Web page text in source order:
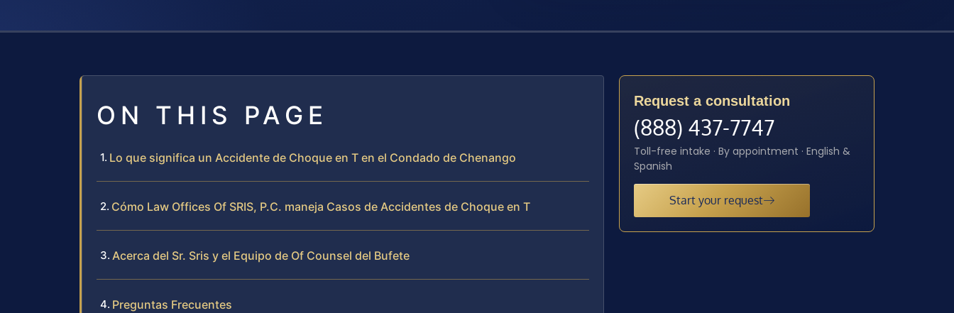
ON THIS PAGE
Lo que significa un Accidente de Choque en T en el Condado de Chenango
Cómo Law Offices Of SRIS, P.C. maneja Casos de Accidentes de Choque en T
Acerca del Sr. Sris y el Equipo de Of Counsel del Bufete
Preguntas Frecuentes
Request a consultation
(888) 437-7747
Toll-free intake · By appointment · English &
Spanish
Start your request